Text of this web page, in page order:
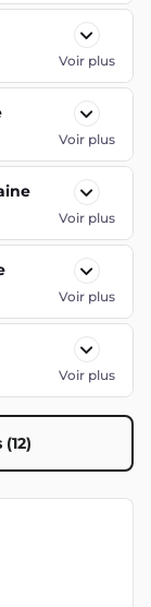
Voir plus
Voir plus
Voir plus
Voir plus
Voir plus